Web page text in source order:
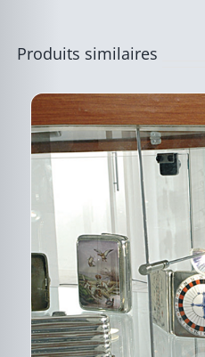
Produits similaires